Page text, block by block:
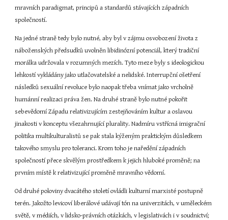
mravních paradigmat, principů a standardů stávajících západních
společností.
Na jedné straně tedy bylo nutné, aby byl v zájmu osvobození života z
náboženských předsudků uvolněn libidinózní potenciál, který tradiční
morálka udržovala v rozumných mezích. Tyto meze byly s ideologickou
lehkostí vykládány jako utlačovatelské a nelidské. Interrupční ošetření
následků sexuální revoluce bylo naopak třeba vnímat jako vrcholně
humánní realizaci práva žen. Na druhé straně bylo nutné pokořit
sebevědomí Západu relativizujícím zestejňováním kultur a oslavou
jinakosti v konceptu všezahrnující plurality. Nadmíru vstřícná imigrační
politika multikulturalistů se pak stala kýženým praktickým důsledkem
takového smyslu pro toleranci. Krom toho je naředění západních
společností přece skvělým prostředkem k jejich hluboké proměně; na
prvním místě k relativizující proměně mravního vědomí.
Od druhé poloviny dvacátého století ovládli kulturní marxisté postupně
terén. Jakožto levicoví liberálové udávají tón na univerzitách, v uměleckém
světě, v médiích, v lidsko-právních otázkách, v legislativách i v soudnictví;